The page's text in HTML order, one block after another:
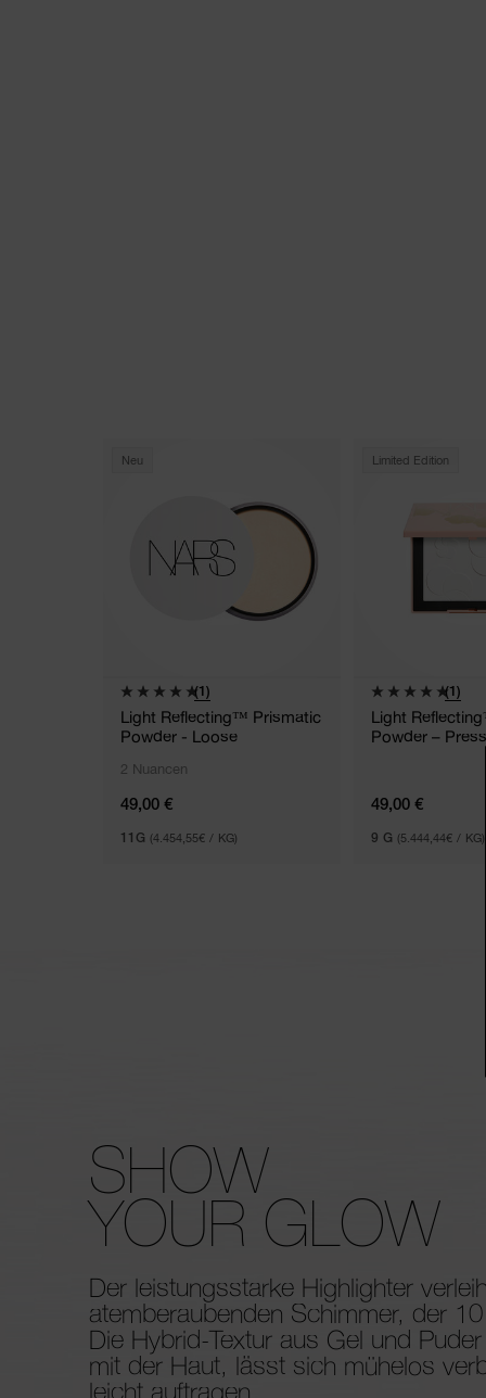
Neu
(1)
Light Reflecting™ Prismatic
Powder - Loose
2 Nuancen
49,00 €
11G (4.454,55€ / KG)
Limited Edition
(1)
Light
Powder –
49,00 €
9 G (5.444,44€ / KG)
SHOW
YOUR GLOW
Der leistungsstarke Highlighter
atemberaubenden Schimmer, der
Die Hybrid-Textur aus Gel und
mit der Haut, lässt sich mühelos
leicht auftragen.